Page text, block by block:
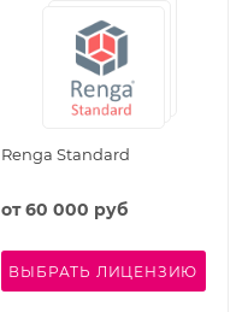
Renga Standard
от60 000 руб
ВЫБРАТЬ ЛИЦЕНЗИЮ